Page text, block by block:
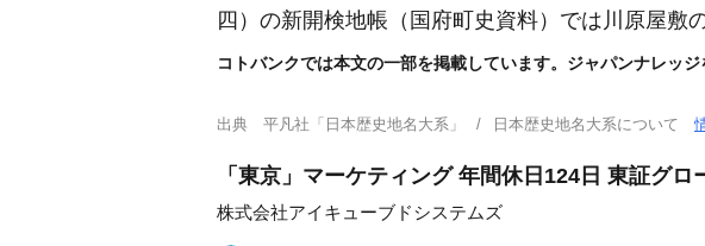
四） の新開検地帳 （国府町史資料） では川原屋敷
コトバンクでは本文の一部を掲載しています。ジャパンナレッ
出典 平凡社「日本歴史地名大系」 日本歴史地名大系について
「東京」マーケティング 年間休日124日 東証グロ
株式会社アイキューブドシステムズ